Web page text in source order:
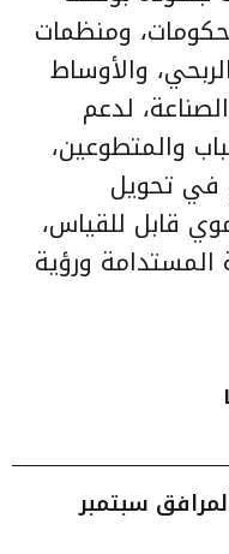
ومنظمات
والأوساط
لدعم
والمتطوعين،
في تحويل
قابل للقياس،
ورؤية
سبتمبر